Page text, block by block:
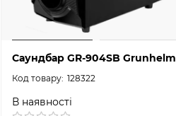
Саундбар GR-904SB Grunhelm
128322
В наявності